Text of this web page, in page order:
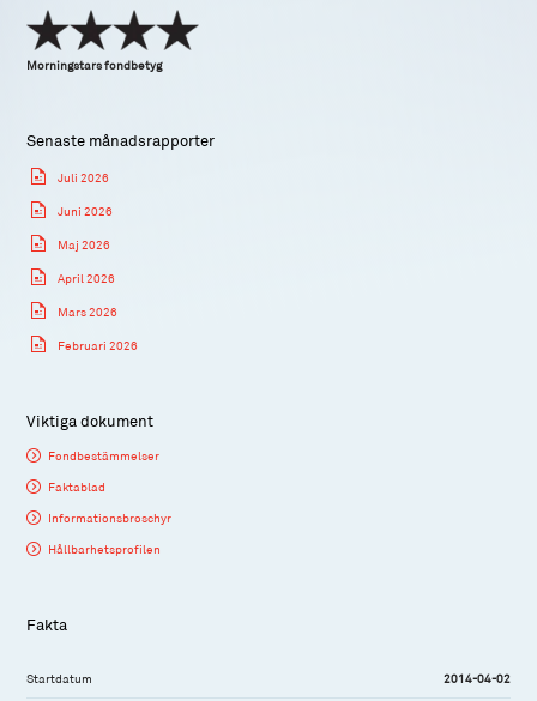
Morningstars fondbetyg
Senaste månadsrapporter
Juli 2026
Juni 2026
Maj 2026
April 2026
Mars 2026
Februari 2026
Viktiga dokument
Fondbestämmelser
Faktablad
Informationsbroschyr
Hållbarhetsprofilen
Fakta
Startdatum 2014-04-02